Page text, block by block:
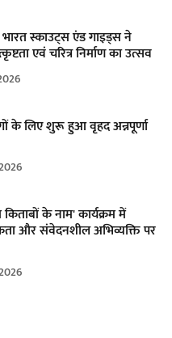
भारत स्काउट्स एंड गाइड्स ने
एवं चरित्र निर्माण का उत्सव
के लिए शुरू हुआ वृहद अन्नपूर्णा
के नाम' कार्यक्रम में
और संवेदनशील अभिव्यक्ति पर